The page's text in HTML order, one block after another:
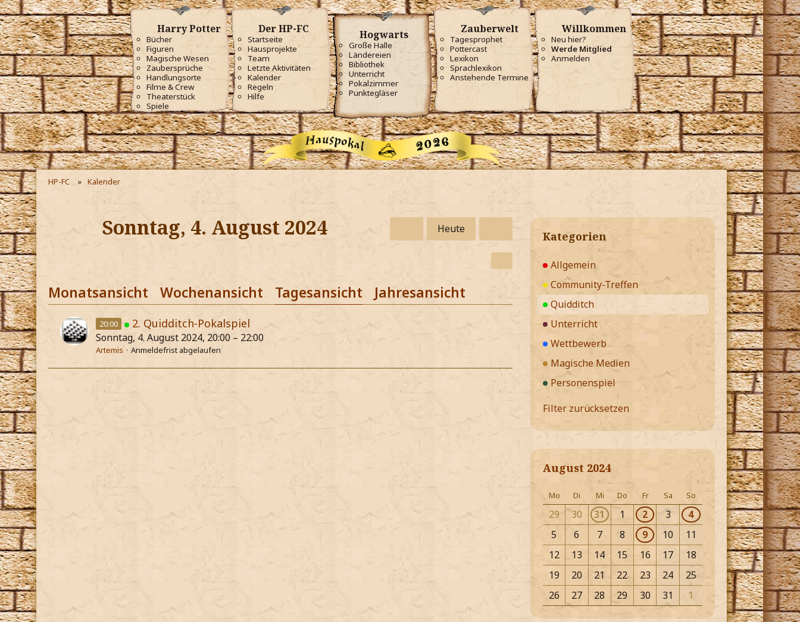
Harry Potter
Bücher
Figuren
Magische Wesen
Zaubersprüche
Handlungsorte
Filme & Crew
Theaterstück
Spiele
Der HP-FC
Startseite
Hausprojekte
Team
Letzte Aktivitäten
Kalender
Regeln
Hilfe
Hogwarts
Große Halle
Ländereien
Bibliothek
Unterricht
Pokalzimmer
Punktegläser
Zauberwelt
Tagesprophet
Pottercast
Lexikon
Sprachlexikon
Anstehende Termine
Willkommen
Neu hier?
Werde Mitglied
Anmelden
HP-FC Kalender
Sonntag, 4. August 2024 Heute
Monatsansicht Wochenansicht Tagesansicht Jahresansicht
20:00 2. Quidditch-Pokalspiel
Sonntag, 4. August 2024, 20:00 – 22:00
Artemis Anmeldefrist abgelaufen
Kategorien
Allgemein
Community-Treffen
Quidditch
Unterricht
Wettbewerb
Magische Medien
Personenspiel
Filter zurücksetzen
August 2024
Mo Di Mi Do Fr Sa So
29 30 31 1 2 3
4
5
6 7 8 9 10
11
12
13 14 15 16 17
18
19
20 21 22 23 24
25
26
27 28 29 30 31 1